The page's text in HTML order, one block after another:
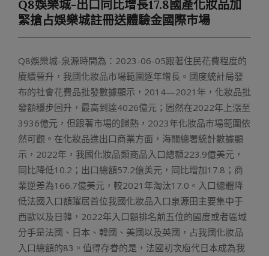
MenuQ8娛樂城-出口同比增長17.8國產化妝品加
緊搶占娛樂城註冊送體驗金國際市場
Q8娛樂城-泉源時間為：2023-06-05跟著住民花費程度的
賡續晉升，我國化妝品市場範圍逐年增長。國度統計局發
布的社會花費品批發數據顯示，2014—2021年，化妝品批
發額穩步回升，最高到達4026億元；固然在2022年上漲至
3936億元，但跟著市場的歸熱，2023年化妝品市場範圍依
然可觀。在化妝品進出口商業方面，海關總署統計數據顯
示，2022年，我國化妝品類商品入口總額223.9億美元，
同比降低10.2；出口總額57.2億美元，同比增加17.8；商
業逆差為166.7億美元，較2021年淘汰17.0。入口總體降
低法國入口額躍居首位我國化妝品入口泉源田主要集中于
西歐以及日韓，2022年入口額排名前五位的國度或者區域
分手是法國、日本、韓國、美國以及英國，占我國化妝品
入口總額的83。值得存眷的是，法國初次庖代日本成為我